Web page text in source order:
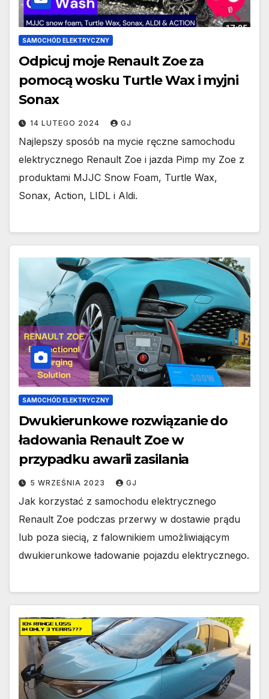
SAMOCHÓD ELEKTRYCZNY
Odpicuj moje Renault Zoe za
pomocą wosku Turtle Wax i myjni
Sonax
14 LUTEGO 2024 GJ
Najlepszy sposób na mycie ręczne samochodu
elektrycznego Renault Zoe i jazda Pimp my Zoe z
produktami MJJC Snow Foam, Turtle Wax,
Sonax, Action, LIDL i Aldi.
SAMOCHÓD ELEKTRYCZNY
Dwukierunkowe rozwiązanie do
ładowania Renault Zoe w
przypadku awarii zasilania
5 WRZEŚNIA 2023 GJ
Jak korzystać z samochodu elektrycznego
Renault Zoe podczas przerwy w dostawie prądu
lub poza siecią, z falownikiem umożliwiającym
dwukierunkowe ładowanie pojazdu elektrycznego.